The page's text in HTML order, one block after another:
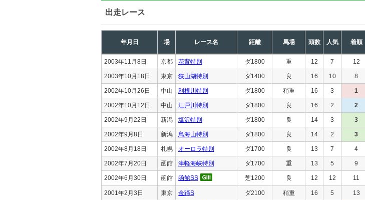
出走レース
年月日 場 レース名 距離 馬場 頭数 人気 着順
2003年11月8日 京都 花背特別 ダ1800 重 12 7 12
2003年10月18日 東京 狭山湖特別 ダ1400 良 16 10 8
2002年10月26日 中山 利根川特別 ダ1800 稍重 16 3 1
2002年10月12日 中山 江戸川特別 ダ1800 良 16 2 2
2002年9月22日 新潟 塩沢特別 ダ1800 良 14 3 3
2002年9月8日 新潟 鳥海山特別 ダ1800 良 14 2 3
2002年8月18日 札幌 オーロラ特別 ダ1700 良 13 7 4
2002年7月20日 函館 津軽海峡特別 ダ1700 重 13 5 9
2002年6月30日 函館 函館SS 芝1200 良 12 12 11
2001年2月3日 東京 金蹄S ダ2100 稍重 16 5 13